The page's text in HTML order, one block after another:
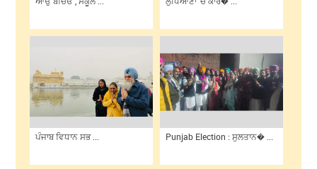
ਪੰਜਾਬ ਵਿਧਾਨ ਸਭ ... Punjab Election : ਸੁਲਤਾਨ� ...